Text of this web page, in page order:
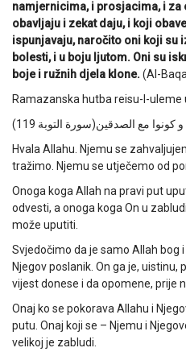
namjernicima, i prosjacima, i za
obavljaju i zekat daju, i koji
ispunjavaju, naročito oni koji su
bolesti, i u boju ljutom. Oni su
boje i ružnih djela klone. (Al-
Ramazanska hutba reisu-l-uleme
و كونوا مع الصدقين(سورة التوبة 119)
Hvala Allahu. Njemu se
tražimo. Njemu se utječemo od
Onoga koga Allah na pravi put
odvesti, a onoga koga On u
može uputiti.
Svjedočimo da je samo Allah bog
Njegov poslanik. On ga je,
vijest donese i da opomene, prije
Onaj ko se pokorava Allahu i
putu. Onaj koji se – Njemu i
velikoj je zabludi.